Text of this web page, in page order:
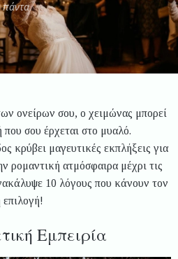
πάντα.
ονείρων σου, ο χειμώνας μπορεί
σου έρχεται στο μυαλό.
κρύβει μαγευτικές εκπλήξεις για
ρομαντική ατμόσφαιρα μέχρι τις
10 λόγους που κάνουν τον
επιλογή!
Εμπειρία